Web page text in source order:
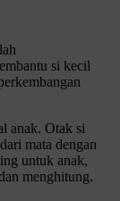
si kecil
anak. Otak si
mata dengan
untuk anak,
menghitung.